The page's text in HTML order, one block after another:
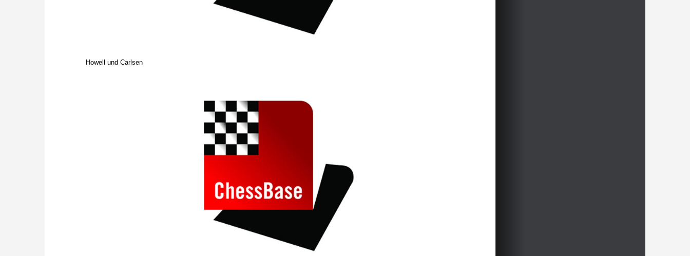
Howell und Carlsen